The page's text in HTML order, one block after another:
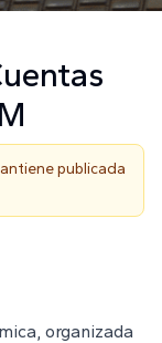
publicada
organizada